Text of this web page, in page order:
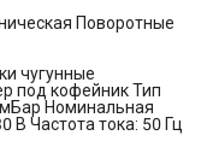
Поворотные
чугунные
под кофейник Тип
мБар Номинальная
В Частота тока: 50 Гц